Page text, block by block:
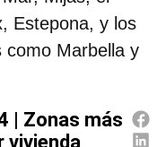
Estepona, y los
como Marbella y